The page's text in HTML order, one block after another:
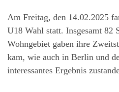
Am Freitag, den 14.02.2025
U18 Wahl statt. Insgesamt 82
Wohngebiet gaben ihre
kam, wie auch in Berlin und
interessantes Ergebnis